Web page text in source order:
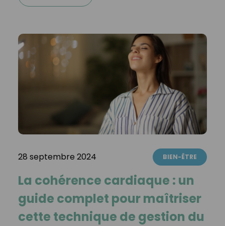
28 septembre 2024 BIEN-ÊTRE
La cohérence cardiaque : un
guide complet pour maîtriser
cette technique de gestion du